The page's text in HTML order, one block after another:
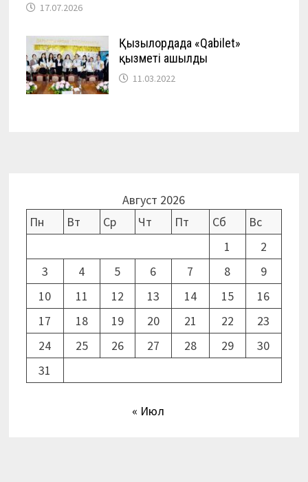
17.07.2026
Қызылордада «Qabilet»
қызметі ашылды
11.03.2022
Август 2026
Пн
Вт Ср Чт Пт Сб
Вс
1
2
3
4 5 6 7 8
9
10
11 12 13 14 15
16
17
18 19 20 21 22
23
24
25 26 27 28 29
30
31
« Июл